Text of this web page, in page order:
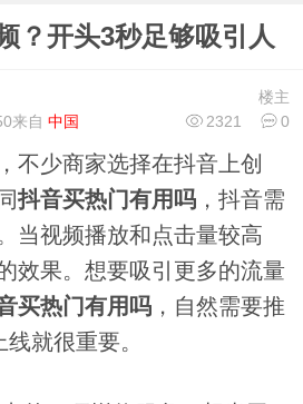
？开头3秒足够吸引人
楼主
2321
0
来自 中国
不少商家选择在抖音上创
抖音买热门有用吗，抖音需
当视频播放和点击量较高
效果。想要吸引更多的流量
买热门有用吗，自然需要推
就很重要。